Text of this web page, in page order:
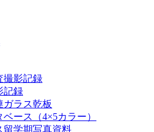
撮影記録
記録
ガラス乾板
ース（4×5カラー）
留学期写真資料